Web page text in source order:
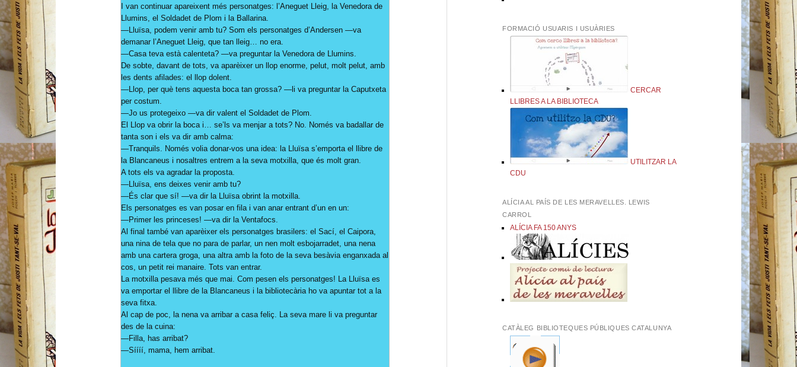
I van continuar apareixent més personatges: l’Aneguet Lleig, la Venedora de
Llumins, el Soldadet de Plom i la Ballarina.
—Lluïsa, podem venir amb tu? Som els personatges d’Andersen —va
demanar l’Aneguet Lleig, que tan lleig… no era.
—Casa teva està calenteta? —va preguntar la Venedora de Llumins.
De sobte, davant de tots, va aparèixer un llop enorme, pelut, molt pelut, amb
les dents afilades: el llop dolent.
—Llop, per què tens aquesta boca tan grossa? —li va preguntar la Caputxeta
per costum.
—Jo us protegeixo —va dir valent el Soldadet de Plom.
El Llop va obrir la boca i… se’ls va menjar a tots? No. Només va badallar de
tanta son i els va dir amb calma:
—Tranquils. Només volia donar-vos una idea: la Lluïsa s’emporta el llibre de
la Blancaneus i nosaltres entrem a la seva motxilla, que és molt gran.
A tots els va agradar la proposta.
—Lluïsa, ens deixes venir amb tu?
—És clar que sí! —va dir la Lluïsa obrint la motxilla.
Els personatges es van posar en fila i van anar entrant d’un en un:
—Primer les princeses! —va dir la Ventafocs.
Al final també van aparèixer els personatges brasilers: el Sací, el Caipora,
una nina de tela que no para de parlar, un nen molt esbojarradet, una nena
amb una cartera groga, una altra amb la foto de la seva besàvia enganxada al
cos, un petit rei manaire. Tots van entrar.
La motxilla pesava més que mai. Com pesen els personatges! La Lluïsa es
va emportar el llibre de la Blancaneus i la bibliotecària ho va apuntar tot a la
seva fitxa.
Al cap de poc, la nena va arribar a casa feliç. La seva mare li va preguntar
des de la cuina:
—Filla, has arribat?
—Síííí, mama, hem arribat.
FORMACIÓ USUARIS I USUÀRIES
CERCAR
LLIBRES A LA BIBLIOTECA
UTILITZAR LA
CDU
ALÍCIA AL PAÍS DE LES MERAVELLES. LEWIS
CARROL
ALÍCIA FA 150 ANYS
CATÀLEG BIBLIOTEQUES PÚBLIQUES CATALUNYA